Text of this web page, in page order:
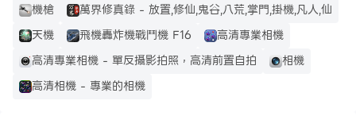
機槍
萬界修真錄 - 放置,修仙,鬼谷,八荒,掌門,掛機,凡人,仙
天機
飛機轟炸機戰鬥機 F16
高清專業相機
高清專業相機 - 單反攝影拍照，高清前置自拍
相機
高清相機 - 專業的相機